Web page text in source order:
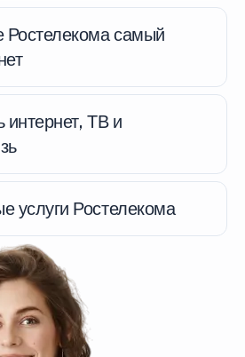
Ростелекома самый
интернет, ТВ и
услуги Ростелекома